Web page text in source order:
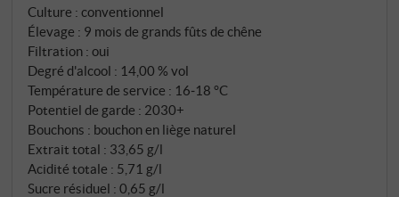
Culture : conventionnel
Élevage : 9 mois de grands fûts de chêne
Filtration : oui
Degré d'alcool : 14,00 % vol
Température de service : 16‑18 °C
Potentiel de garde : 2030+
Bouchons : bouchon en liège naturel
Extrait total : 33,65 g/l
Acidité totale : 5,71 g/l
Sucre résiduel : 0,65 g/l